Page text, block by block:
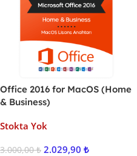
Office 2016 for MacOS (Home
& Business)
Stokta Yok
3.000,00₺ 2.029,90 ₺